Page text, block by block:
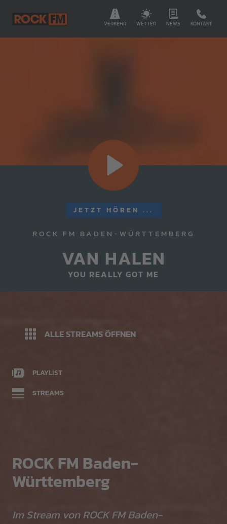
VERKEHR WETTER NEWS KONTAKT
JETZT HÖREN ...
ROCK FM BADEN-WÜRTTEMBERG
VAN HALEN
YOU REALLY GOT ME
ALLE STREAMS ÖFFNEN
PLAYLIST
STREAMS
ROCK FM Baden-
Württemberg
Im Stream von ROCK FM Baden-